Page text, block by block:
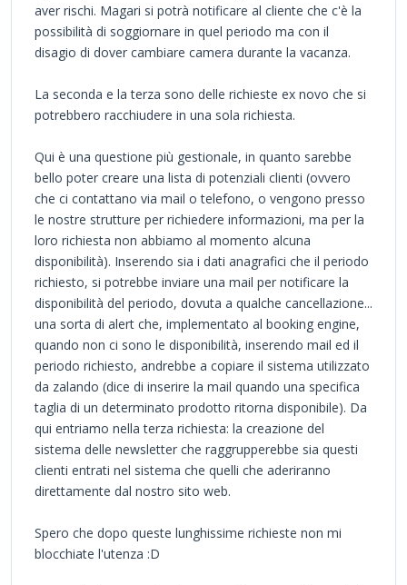
aver rischi. Magari si potrà notificare al cliente che c'è la
possibilità di soggiornare in quel periodo ma con il
disagio di dover cambiare camera durante la vacanza.
La seconda e la terza sono delle richieste ex novo che si
potrebbero racchiudere in una sola richiesta.
Qui è una questione più gestionale, in quanto sarebbe
bello poter creare una lista di potenziali clienti (ovvero
che ci contattano via mail o telefono, o vengono presso
le nostre strutture per richiedere informazioni, ma per la
loro richiesta non abbiamo al momento alcuna
disponibilità). Inserendo sia i dati anagrafici che il periodo
richiesto, si potrebbe inviare una mail per notificare la
disponibilità del periodo, dovuta a qualche cancellazione...
una sorta di alert che, implementato al booking engine,
quando non ci sono le disponibilità, inserendo mail ed il
periodo richiesto, andrebbe a copiare il sistema utilizzato
da zalando (dice di inserire la mail quando una specifica
taglia di un determinato prodotto ritorna disponibile). Da
qui entriamo nella terza richiesta: la creazione del
sistema delle newsletter che raggrupperebbe sia questi
clienti entrati nel sistema che quelli che aderiranno
direttamente dal nostro sito web.
Spero che dopo queste lunghissime richieste non mi
blocchiate l'utenza :D